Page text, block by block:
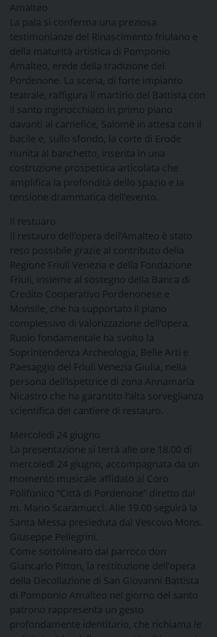
Amalteo
La pala si conferma una preziosa
testimonianze del Rinascimento friulano e
della maturità artistica di Pomponio
Amalteo, erede della tradizione del
Pordenone. La scena, di forte impianto
teatrale, raffigura il martirio del Battista con
il santo inginocchiato in primo piano
davanti al carnefice, Salomè in attesa con il
bacile e, sullo sfondo, la corte di Erode
riunita al banchetto, inserita in una
costruzione prospettica articolata che
amplifica la profondità dello spazio e la
tensione drammatica dell’evento.
Il restuaro
Il restauro dell’opera dell’Amalteo è stato
reso possibile grazie al contributo della
Regione Friuli Venezia e della Fondazione
Friuli, insieme al sostegno della Banca di
Credito Cooperativo Pordenonese e
Monsile, che ha supportato il piano
complessivo di valorizzazione dell’opera.
Ruolo fondamentale ha svolto la
Soprintendenza Archeologia, Belle Arti e
Paesaggio del Friuli Venezia Giulia, nella
persona dell’ispettrice di zona Annamaria
Nicastro che ha garantito l’alta sorveglianza
scientifica del cantiere di restauro.
Mercoledì 24 giugno
La presentazione si terrà alle ore 18.00 di
mercoledì 24 giugno, accompagnata da un
momento musicale affidato al Coro
Polifonico “Città di Pordenone” diretto dal
m. Mario Scaramucci. Alle 19.00 seguirà la
Santa Messa presieduta dal Vescovo Mons.
Giuseppe Pellegrini.
Come sottolineato dal parroco don
Giancarlo Pitton, la restituzione dell’opera
della Decollazione di San Giovanni Battista
di Pomponio Amalteo nel giorno del santo
patrono rappresenta un gesto
profondamente identitario, che richiama le